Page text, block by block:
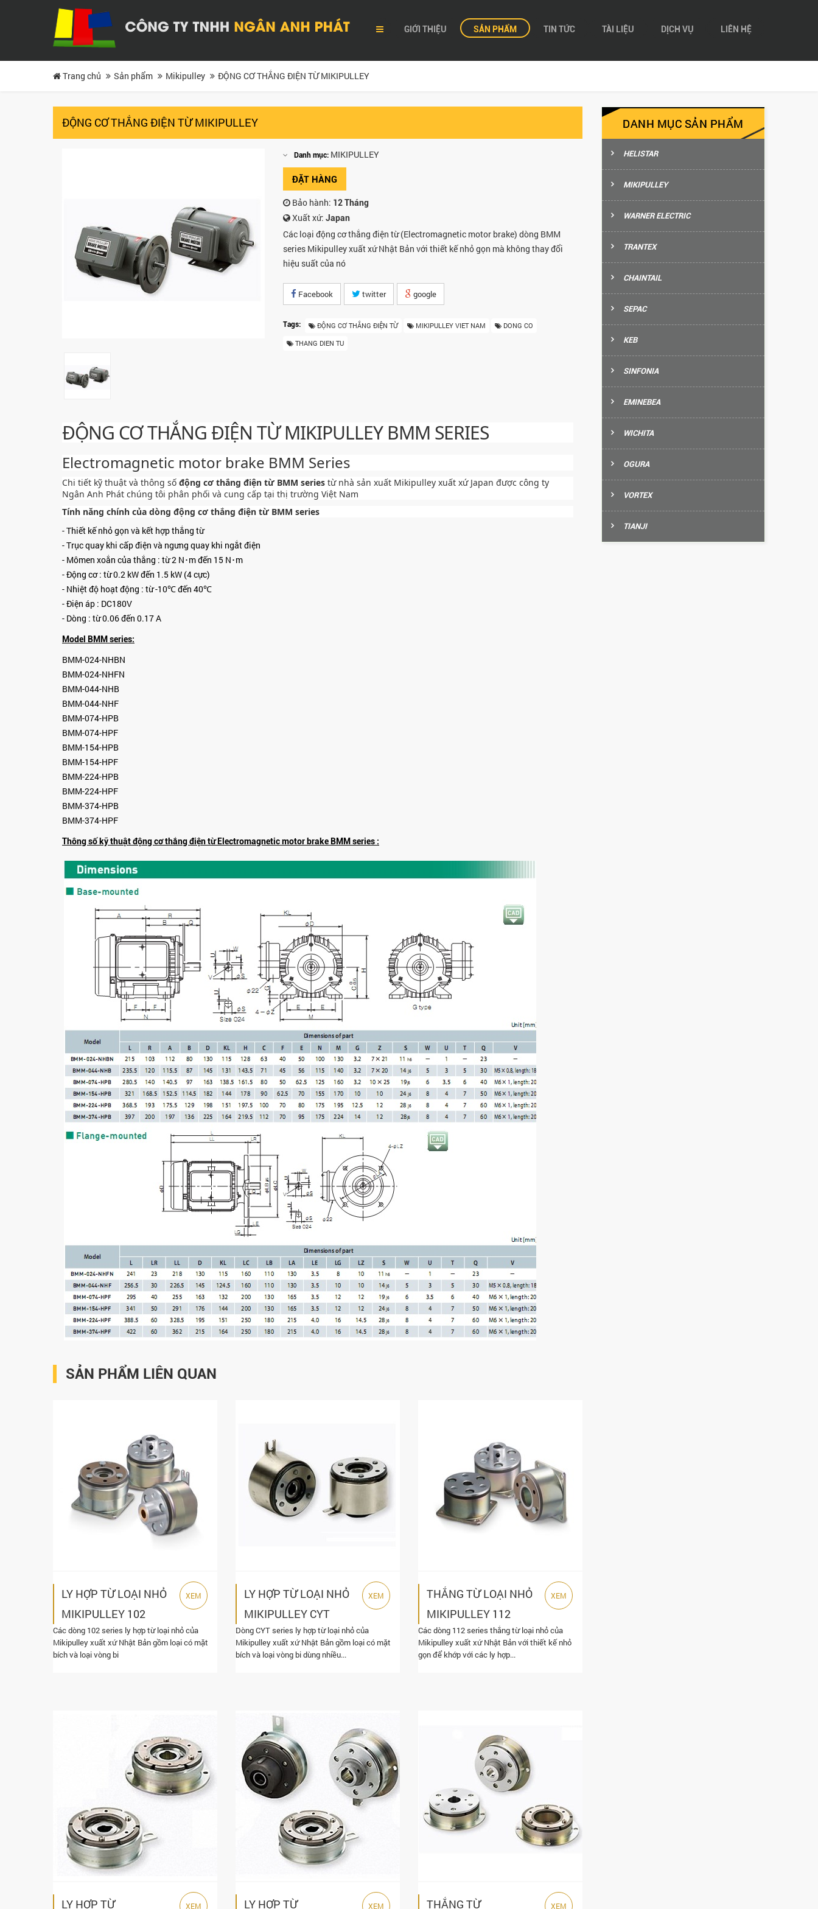
GIỚI THIỆU SẢN PHẨM TIN TỨC TÀI LIỆU DỊCH VỤ LIÊN HỆ
Trang chủ Sản phẩm Mikipulley ĐỘNG CƠ THẮNG ĐIỆN TỪ MIKIPULLEY
ĐỘNG CƠ THẮNG ĐIỆN TỪ MIKIPULLEY
Danh mục: MIKIPULLEY
ĐẶT HÀNG
Bảo hành: 12 Tháng
Xuất xứ: Japan
Các loại động cơ thắng điện từ (Electromagnetic motor brake) dòng BMM
series Mikipulley xuất xứ Nhật Bản với thiết kế nhỏ gọn mà không thay đổi
hiệu suất của nó
Facebook twitter google
Tags: ĐỘNG CƠ THẮNG ĐIỆN TỪ MIKIPULLEY VIET NAM DONG CO
THANG DIEN TU
ĐỘNG CƠ THẮNG ĐIỆN TỪ MIKIPULLEY BMM SERIES
Electromagnetic motor brake BMM Series
Chi tiết kỹ thuật và thông số động cơ thắng điện từBMM series từ nhà sản xuất Mikipulley xuất xứ Japan được công ty
Ngân Anh Phát chúng tôi phân phối và cung cấp tại thị trường Việt Nam
Tính năng chính của dòng động cơ thắng điện từ BMM series
- Thiết kế nhỏ gọn và kết hợp thắng từ
- Trục quay khi cấp điện và ngưng quay khi ngắt điện
- Mômen xoắn của thắng : từ 2 N･m đến 15 N･m
- Động cơ : từ 0.2 kW đến 1.5 kW (4 cực)
- Nhiệt độ hoạt động : từ -10℃ đến 40℃
- Điện áp : DC180V
- Dòng : từ 0.06 đến 0.17 A
Model BMM series:
BMM-024-NHBN
BMM-024-NHFN
BMM-044-NHB
BMM-044-NHF
BMM-074-HPB
BMM-074-HPF
BMM-154-HPB
BMM-154-HPF
BMM-224-HPB
BMM-224-HPF
BMM-374-HPB
BMM-374-HPF
Thông số kỹ thuật động cơ thắng điện từ Electromagnetic motor brake BMM series :
SẢN PHẨM LIÊN QUAN
LY HỢP TỪ LOẠI NHỎ
MIKIPULLEY 102
SERIES
Các dòng 102 series ly hợp từ loại nhỏ của
Mikipulley xuất xứ Nhật Bản gồm loại có mặt
bích và loại vòng bi
XEM
LY HỢP TỪ LOẠI NHỎ
MIKIPULLEY CYT
SERIES
Dòng CYT series ly hợp từ loại nhỏ của
Mikipulley xuất xứ Nhật Bản gồm loại có mặt
bích và loại vòng bi dùng nhiều...
XEM
THẮNG TỪ LOẠI NHỎ
MIKIPULLEY 112
SERIES
Các dòng 112 series thắng từ loại nhỏ của
Mikipulley xuất xứ Nhật Bản với thiết kế nhỏ
gọn để khớp với các ly hợp...
XEM
LY HỢP TỪ
XEM
LY HỢP TỪ
XEM
THẮNG TỪ
XEM
DANH MỤC SẢN PHẨM
HELISTAR
MIKIPULLEY
WARNER ELECTRIC
TRANTEX
CHAINTAIL
SEPAC
KEB
SINFONIA
EMINEBEA
WICHITA
OGURA
VORTEX
TIANJI